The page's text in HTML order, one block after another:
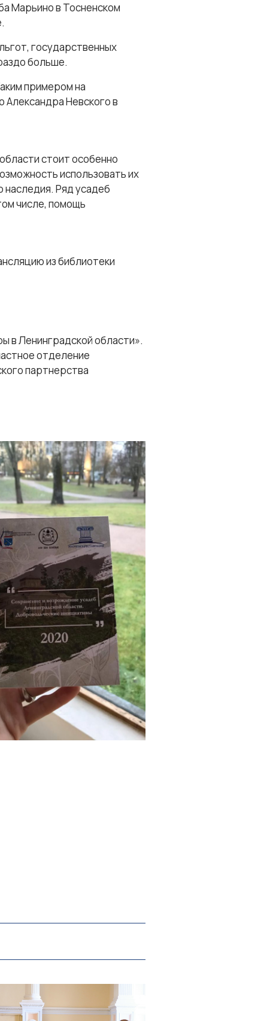
Марьино в Тосненском
государственных
больше.
примером на
Невского в
стоит особенно
использовать их
наследия. Ряд усадеб
числе, помощь
из библиотеки
в Ленинградской области».
отделение
партнерства